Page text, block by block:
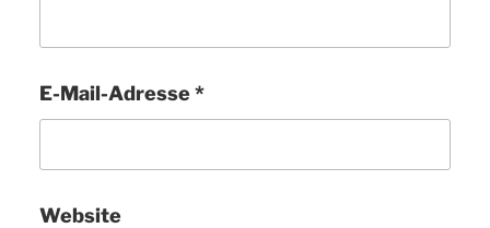
E-Mail-Adresse *
Website